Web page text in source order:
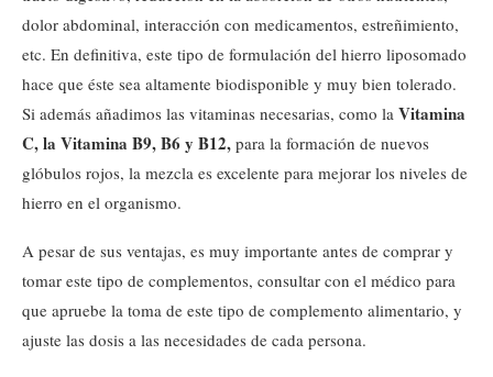
dolor abdominal, interacción con medicamentos, estreñimiento,
etc. En definitiva, este tipo de formulación del hierro liposomado
hace que éste sea altamente biodisponible y muy bien tolerado.
Si además añadimos las vitaminas necesarias, como la Vitamina
C, la Vitamina B9, B6 y B12, para la formación de nuevos
glóbulos rojos, la mezcla es excelente para mejorar los niveles de
hierro en el organismo.
A pesar de sus ventajas, es muy importante antes de comprar y
tomar este tipo de complementos, consultar con el médico para
que apruebe la toma de este tipo de complemento alimentario, y
ajuste las dosis a las necesidades de cada persona.